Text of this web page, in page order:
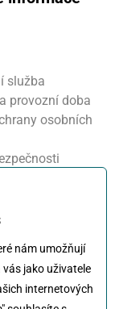
nám umožňují
jako uživatele
internetových
služba
provozní doba
osobních
systém
- ukončení